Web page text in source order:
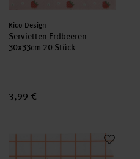
Hersteller:
Rico Design
Servietten Erdbeeren
30x33cm 20 Stück
3,99 €
Servietten Raster Weiß/Neon Rot